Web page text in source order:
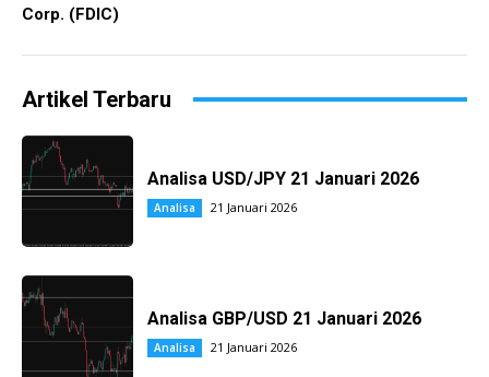
Corp. (FDIC)
Artikel Terbaru
Analisa USD/JPY 21 Januari 2026
Analisa 21 Januari 2026
Analisa GBP/USD 21 Januari 2026
Analisa 21 Januari 2026